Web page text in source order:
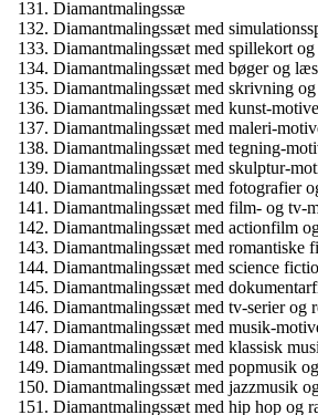
Diamantmalingssæ
Diamantmalingssæt med
Diamantmalingssæt med spillekort og
Diamantmalingssæt med bøger og
Diamantmalingssæt med skrivning
Diamantmalingssæt med kunst-
Diamantmalingssæt med maleri-
Diamantmalingssæt med tegning-
Diamantmalingssæt med skulptur-
Diamantmalingssæt med fotografier
Diamantmalingssæt med film- og tv-
Diamantmalingssæt med actionfilm
Diamantmalingssæt med romantiske
Diamantmalingssæt med science
Diamantmalingssæt med
Diamantmalingssæt med tv-serier og
Diamantmalingssæt med musik-
Diamantmalingssæt med klassisk
Diamantmalingssæt med popmusik
Diamantmalingssæt med jazzmusik
Diamantmalingssæt med hip hop og